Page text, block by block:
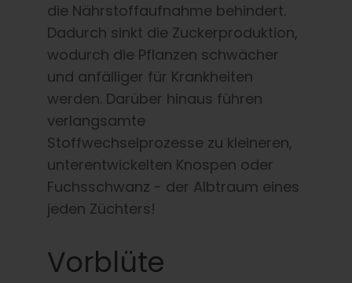
die Nährstoffaufnahme behindert.
Dadurch sinkt die Zuckerproduktion,
wodurch die Pflanzen schwächer
und anfälliger für Krankheiten
werden. Darüber hinaus führen
verlangsamte
Stoffwechselprozesse zu kleineren,
unterentwickelten Knospen oder
Fuchsschwanz - der Albtraum eines
jeden Züchters!
Vorblüte